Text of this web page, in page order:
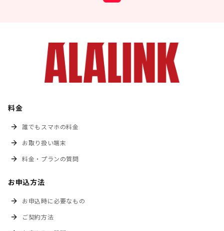
料金
誰でもスマホの料金
お取り扱い端末
料金・プランの質問
お申込方法
お申込時に必要なもの
ご契約方法